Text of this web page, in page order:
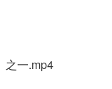
之一.mp4